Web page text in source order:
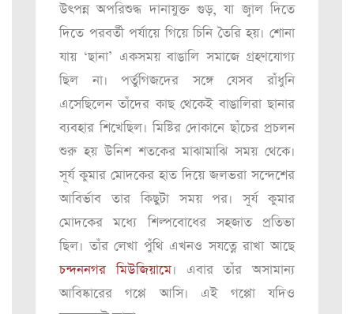
উৎপন্ন অপরিশুদ্ধ দানাযুক্ত গুড়, যা জ্বাল দিতে
দিতে পরবর্তী পর্যায়ে গিয়ে চিনি তৈরি হয়। শোনা
যায় ‘ছানা’ একসময় বাঙালি সমাজে গ্রহণযোগ্য
ছিল না। পর্তুগিজদের সঙ্গে যেসব রাঁধুনি
এসেছিলেন তাঁদের কাছ থেকেই বাঙালিরা ছানার
ব্যবহার শিখেছিল। মিষ্টির দোকানে ছাঁচের প্রচলন
শুরু হয় উনিশ শতকের মাঝামাঝি সময় থেকে।
সূর্য কুমার মোদকের হাত দিয়ে জলভরা সন্দেশের
আবির্ভাব তার কিছুটা সময় পর। সূর্য কুমার
মোদকের মধ্যে শিল্পবোধের সহজাত প্রতিভা
ছিল। তাঁর লেখা পুঁথি এখনও সযত্নে রাখা আছে
চন্দননগর মিউজিয়ামে। এবার তাঁর অসামান্য
আবিষ্কারের গপ্পে আসি। এই গপ্পো যদিও